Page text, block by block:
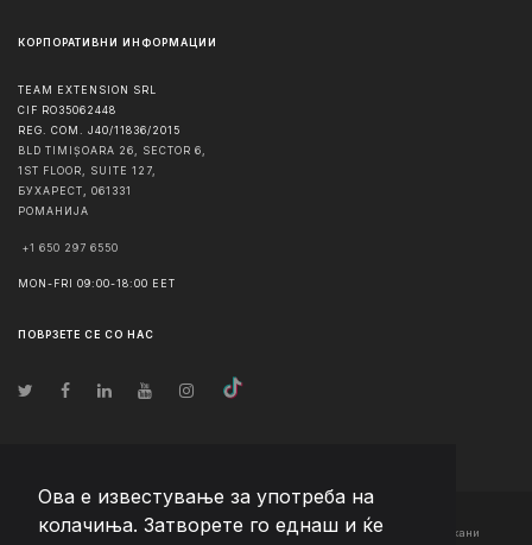
Ова е известување за употреба на
колачиња. Затворете го еднаш и ќе
КОРПОРАТИВНИ ИНФОРМАЦИИ
TEAM EXTENSION SRL
CIF RO35062448
REG. COM. J40/11836/2015
BLD TIMIȘOARA 26, SECTOR 6,
1ST FLOOR, SUITE 127,
БУХАРЕСТ
061331
РОМАНИЈА
+1 650 297 6550
MON-FRI 09:00-18:00 EET
ПОВРЗЕТЕ СЕ СО НАС
© Авторско право2026 Team Extension Macedonia - Сите права задржани